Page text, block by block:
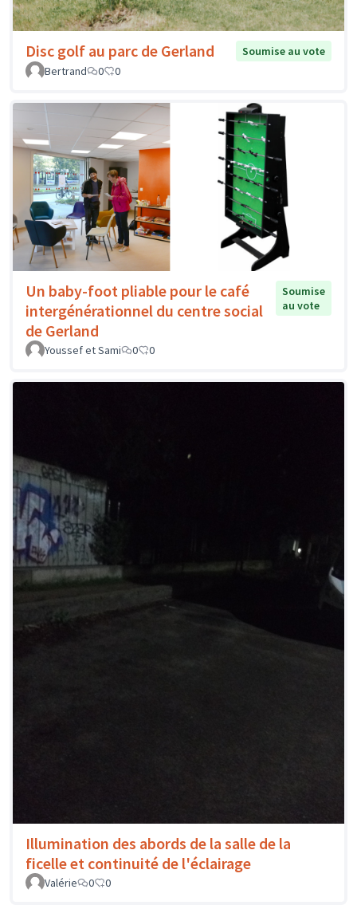
Disc golf au parc de Gerland
Soumise au vote
Bertrand
0 0
Un baby-foot pliable pour le café
intergénérationnel du centre social
de Gerland
Soumise
au vote
Youssef et Sami 0 0
Illumination des abords de la salle de la
ficelle et continuité de l'éclairage
Valérie 0 0